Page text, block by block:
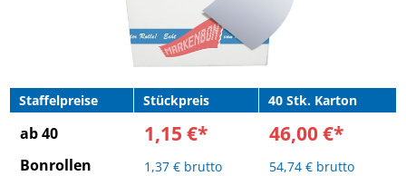
Staffelpreise Stückpreis 40 Stk. Karton
ab 40
Bonrollen
1,15 €*
1,37 € brutto
46,00 €*
54,74 € brutto